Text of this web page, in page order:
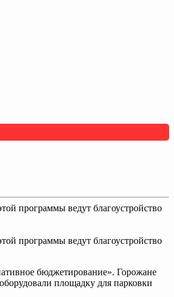
программы ведут благоустройство
программы ведут благоустройство
бюджетирование». Горожане
площадку для парковки